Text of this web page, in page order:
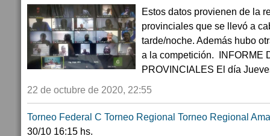
Estos datos provienen de la
provinciales que se llevó a
tarde/noche. Además hubo
a la competición. INFORME
PROVINCIALES El día
22 de octubre de 2020, 22:55
Torneo Federal C Torneo Regional Torneo Regional
30/10 16:15 hs.